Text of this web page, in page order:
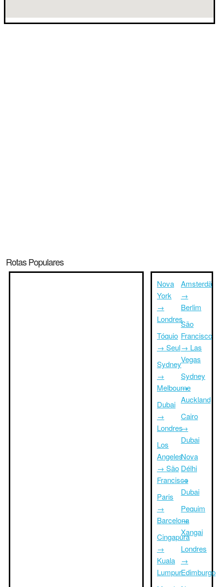
Rotas Populares
Nova
York
→
Londres
Tóquio
→ Seul
Sydney
→
Melbourne
Dubai
→
Londres
Los
Angeles
→ São
Francisco
Paris
→
Barcelona
Cingapura
→
Kuala
Lumpur
Amsterdã
→
Berlim
São
Francisco
→ Las
Vegas
Sydney
→
Auckland
Cairo
→
Dubai
Nova
Délhi
→
Dubai
Pequim
→
Xangai
Londres
→
Edimburgo